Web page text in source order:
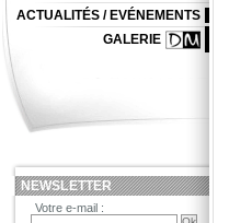
ACTUALITÉS / EVÉNEMENTS
GALERIE
NEWSLETTER
Votre e-mail :